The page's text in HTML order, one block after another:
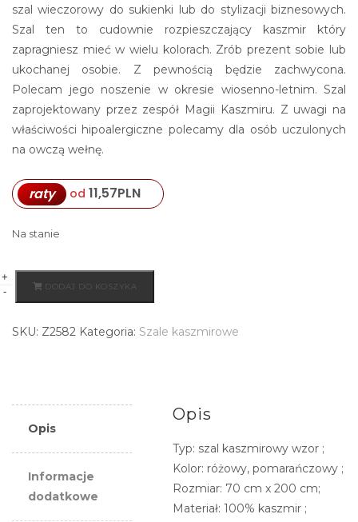
szal wieczorowy do sukienki lub do stylizacji biznesowych.
Szal ten to cudownie rozpieszczający kaszmir który
zapragniesz mieć w wielu kolorach. Zrób prezent sobie lub
ukochanej osobie. Z pewnością będzie zachwycona.
Polecam jego noszenie w okresie wiosenno-letnim. Szal
zaprojektowany przez zespół Magii Kaszmiru. Z uwagi na
właściwości hipoalergiczne polecamy dla osób uczulonych
na owczą wełnę.
raty od 11,57PLN
Na stanie
ilość
Szal
w
+
-
DODAJ DO KOSZYKA
SKU: Z2582 Kategoria: Szale kaszmirowe
Opis
Informacje
dodatkowe
Opis
Typ: szal kaszmirowy wzor ;
Kolor: różowy, pomarańczowy ;
Rozmiar: 70 cm x 200 cm;
Materiał: 100% kaszmir ;